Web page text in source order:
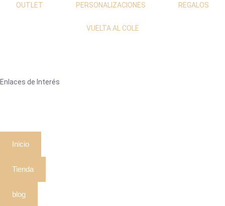
OUTLET PERSONALIZACIONES REGALOS
VUELTA AL COLE
Enlaces de Interés
Inicio
Tienda
blog